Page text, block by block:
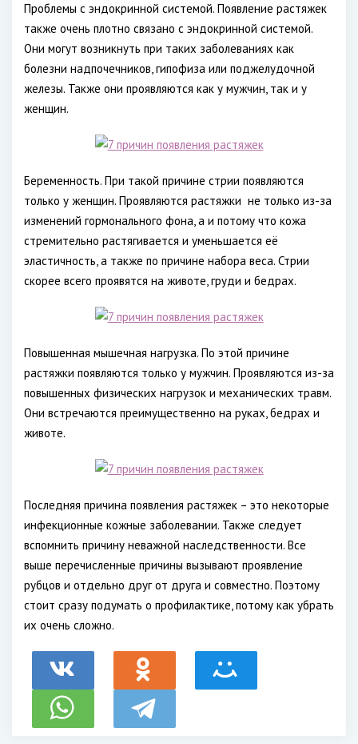
Проблемы с эндокринной системой. Появление растяжек
также очень плотно связано с эндокринной системой.
Они могут возникнуть при таких заболеваниях как
болезни надпочечников, гипофиза или поджелудочной
железы. Также они проявляются как у мужчин, так и у
женщин.
Беременность. При такой причине стрии появляются
только у женщин. Проявляются растяжки не только из-за
изменений гормонального фона, а и потому что кожа
стремительно растягивается и уменьшается её
эластичность, а также по причине набора веса. Стрии
скорее всего проявятся на животе, груди и бедрах.
Повышенная мышечная нагрузка. По этой причине
растяжки появляются только у мужчин. Проявляются из-за
повышенных физических нагрузок и механических травм.
Они встречаются преимущественно на руках, бедрах и
животе.
Последняя причина появления растяжек – это некоторые
инфекционные кожные заболевании. Также следует
вспомнить причину неважной наследственности. Все
выше перечисленные причины вызывают проявление
рубцов и отдельно друг от друга и совместно. Поэтому
стоит сразу подумать о профилактике, потому как убрать
их очень сложно.